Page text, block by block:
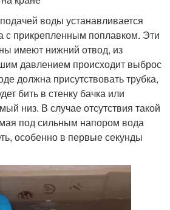
воды устанавливается
с прикрепленным поплавком. Эти
имеют нижний отвод, из
давлением происходит выброс
должна присутствовать трубка,
бить в стенку бачка или
низ. В случае отсутствия такой
под сильным напором вода
особенно в первые секунды